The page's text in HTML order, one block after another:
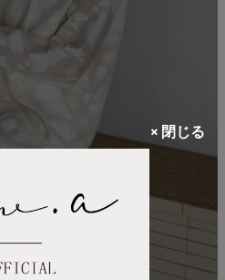
× 閉じる